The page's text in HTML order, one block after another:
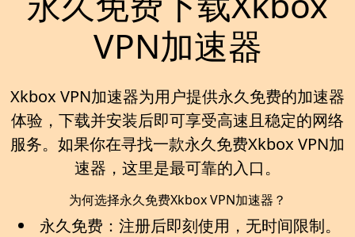
VPN加速器
Xkbox VPN加速器为用户提供永久免费的加速器
体验，下载并安装后即可享受高速且稳定的网络
服务。如果你在寻找一款永久免费Xkbox VPN加
速器 ，这里是最可靠的入口。
为何选择永久免费Xkbox VPN加速器？
永久免费： 注册后即刻使用，无时间限制。